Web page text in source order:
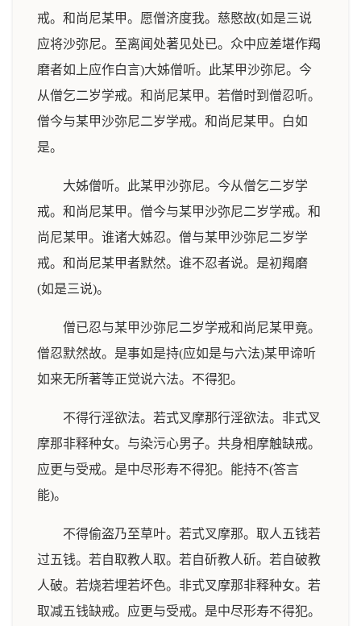
戒。和尚尼某甲。愿僧济度我。慈愍故(如是三说
应将沙弥尼。至离闻处著见处已。众中应差堪作羯
磨者如上应作白言)大姊僧听。此某甲沙弥尼。今
从僧乞二岁学戒。和尚尼某甲。若僧时到僧忍听。
僧今与某甲沙弥尼二岁学戒。和尚尼某甲。白如
是。
大姊僧听。此某甲沙弥尼。今从僧乞二岁学
戒。和尚尼某甲。僧今与某甲沙弥尼二岁学戒。和
尚尼某甲。谁诸大姊忍。僧与某甲沙弥尼二岁学
戒。和尚尼某甲者默然。谁不忍者说。是初羯磨
(如是三说)。
僧已忍与某甲沙弥尼二岁学戒和尚尼某甲竟。
僧忍默然故。是事如是持(应如是与六法)某甲谛听
如来无所著等正觉说六法。不得犯。
不得行淫欲法。若式叉摩那行淫欲法。非式叉
摩那非释种女。与染污心男子。共身相摩触缺戒。
应更与受戒。是中尽形寿不得犯。能持不(答言
能)。
不得偷盗乃至草叶。若式叉摩那。取人五钱若
过五钱。若自取教人取。若自斫教人斫。若自破教
人破。若烧若埋若坏色。非式叉摩那非释种女。若
取减五钱缺戒。应更与受戒。是中尽形寿不得犯。